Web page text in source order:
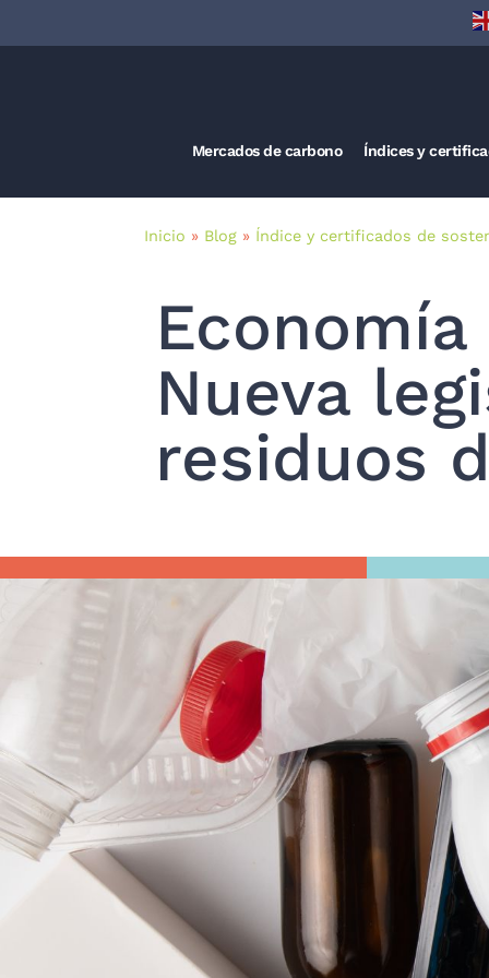
Mercados de carbono Índices y
Inicio » Blog » Índice y certificados de
Nueva
residuos